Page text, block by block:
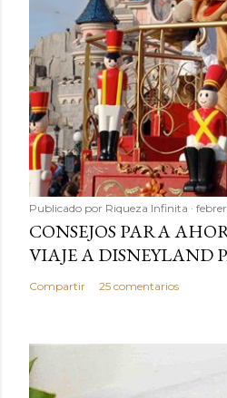
Publicado por Riqueza Infinita
CONSEJOS PARA
VIAJE A DISNEYLAND
Compartir 25 comentarios